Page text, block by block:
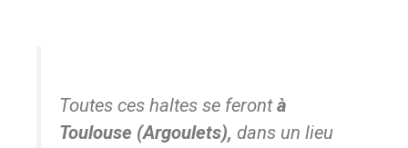
Toutes ces haltes se ferontà
Toulouse (Argoulets), dans un lieu